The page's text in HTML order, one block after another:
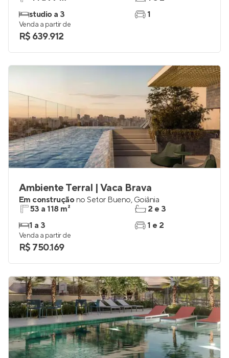
studio a 3
1
Venda a partir de
R$ 639.912
Ambiente Terral | Vaca Brava
Em construçãono Setor Bueno, Goiânia
53 a 118 m²
1 a 3
2 e 3
1 e 2
Venda a partir de
R$ 750.169